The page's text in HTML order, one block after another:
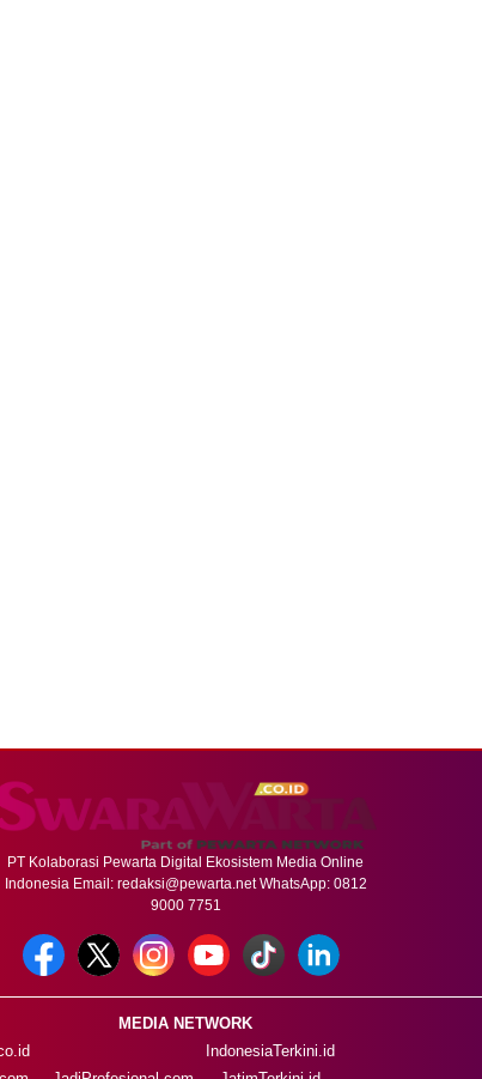
PT Kolaborasi Pewarta Digital Ekosistem Media Online
Indonesia Email: redaksi@pewarta.netWhatsApp: 0812
9000 7751
MEDIA NETWORK
IndonesiaTerkini.id